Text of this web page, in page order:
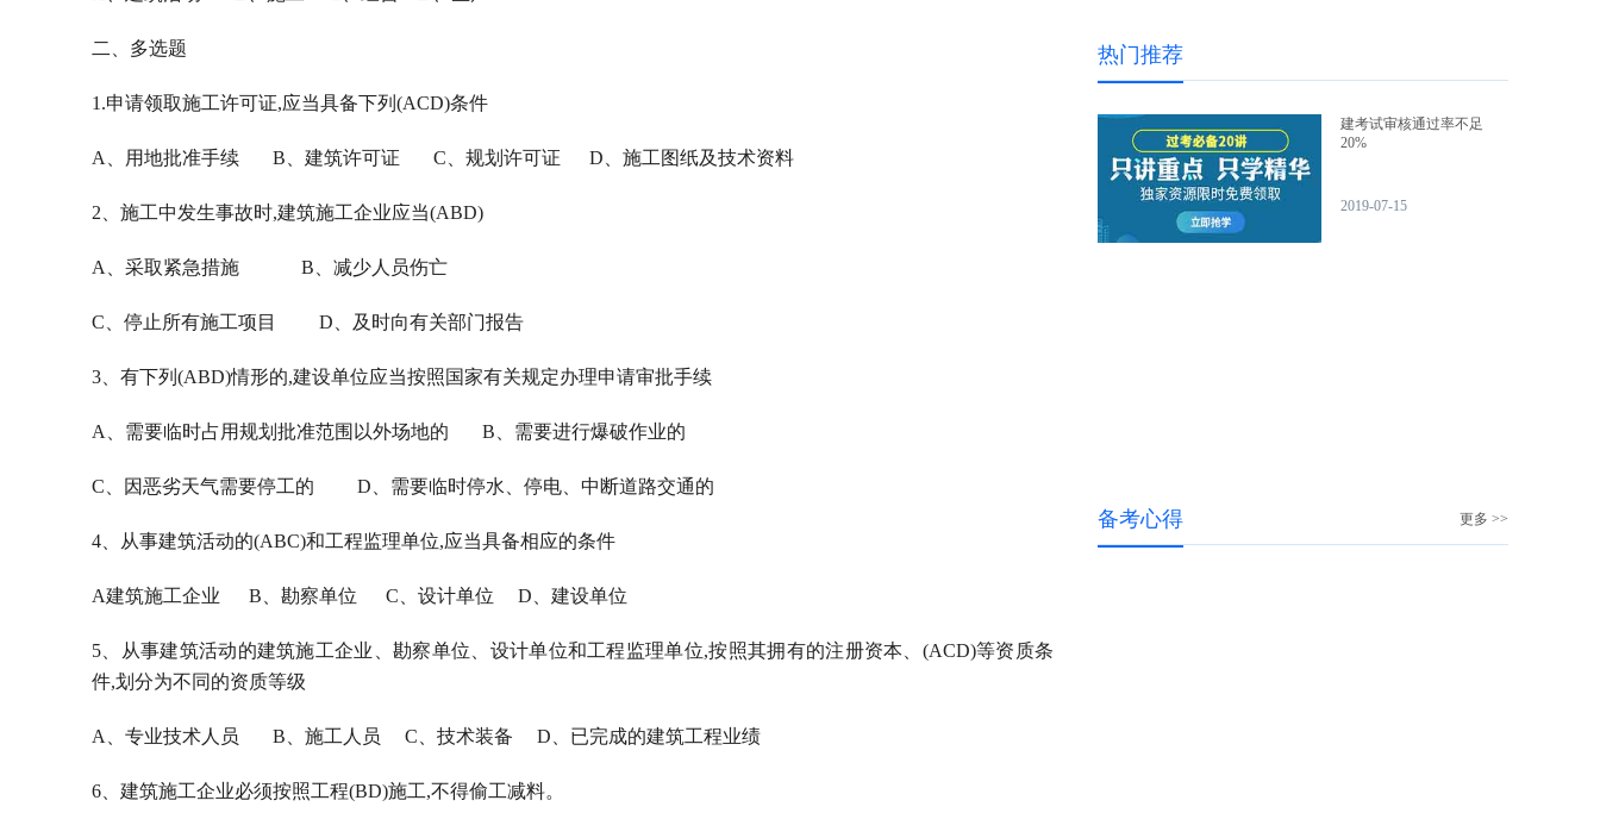
二、多选题
1.申请领取施工许可证,应当具备下列(ACD)条件
A、用地批准手续 B、建筑许可证 C、规划许可证 D、施工图纸及技术资料
2、施工中发生事故时,建筑施工企业应当(ABD)
A、采取紧急措施 B、减少人员伤亡
C、停止所有施工项目 D、及时向有关部门报告
3、有下列(ABD)情形的,建设单位应当按照国家有关规定办理申请审批手续
A、需要临时占用规划批准范围以外场地的 B、需要进行爆破作业的
C、因恶劣天气需要停工的 D、需要临时停水、停电、中断道路交通的
4、从事建筑活动的(ABC)和工程监理单位,应当具备相应的条件
A建筑施工企业 B、勘察单位 C、设计单位 D、建设单位
5、从事建筑活动的建筑施工企业、勘察单位、设计单位和工程监理单位,按照其拥有的注册资本、(ACD)等资质条
件,划分为不同的资质等级
A、专业技术人员 B、施工人员 C、技术装备 D、已完成的建筑工程业绩
6、建筑施工企业必须按照工程(BD)施工,不得偷工减料。
热门推荐
建考试审核通过率不足
20%
2019-07-15
备考心得 更多 >>